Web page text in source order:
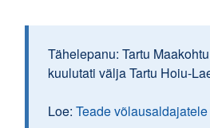
Tähelepanu: Tartu
kuulutati välja Tartu Hoiu-
Loe: Teade